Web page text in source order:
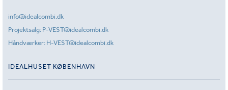
info@idealcombi.dk
Projektsalg: P-VEST@idealcombi.dk
Håndværker: H-VEST@idealcombi.dk
IDEALHUSET KØBENHAVN